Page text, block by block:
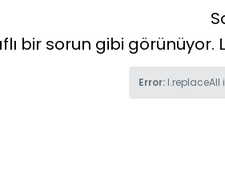
bir sorun gibi
Error: l.replaceAll